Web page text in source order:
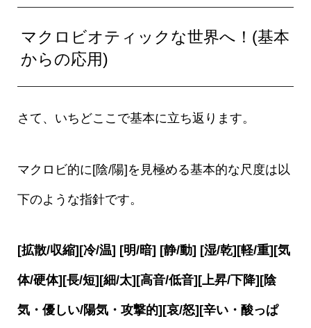
マクロビオティックな世界へ！(基本
からの応用)
さて、いちどここで基本に立ち返ります。
マクロビ的に[陰/陽]を見極める基本的な尺度は以
下のような指針です。
[拡散/収縮][冷/温] [明/暗] [静/動] [湿/乾][軽/重][気
体/硬体][長/短][細/太][高音/低音][上昇/下降][陰
気・優しい/陽気・攻撃的][哀/怒][辛い・酸っぱ